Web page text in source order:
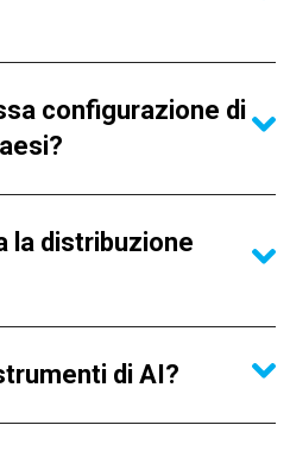
configurazione di
di AI?